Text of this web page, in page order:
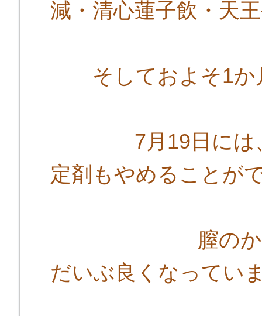
減・清心蓮子飲・天
そしておよそ1か
7月19日には、
定剤もやめることが
膣のかゆみも
だいぶ良くなってい